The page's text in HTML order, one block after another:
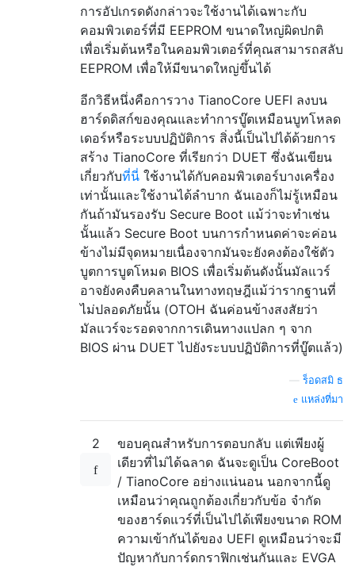
การอัปเกรดดังกล่าวจะใช้งานได้เฉพาะกับ
คอมพิวเตอร์ที่มี EEPROM ขนาดใหญ่ผิดปกติ
เพื่อเริ่มต้นหรือในคอมพิวเตอร์ที่คุณสามารถสลับ
EEPROM เพื่อให้มีขนาดใหญ่ขึ้นได้
อีกวิธีหนึ่งคือการวาง TianoCore UEFI ลงบน
ฮาร์ดดิสก์ของคุณและทำการบู๊ตเหมือนบูทโหลด
เดอร์หรือระบบปฏิบัติการ สิ่งนี้เป็นไปได้ด้วยการ
สร้าง TianoCore ที่เรียกว่า DUET ซึ่งฉันเขียน
เกี่ยวกับที่นี่ ใช้งานได้กับคอมพิวเตอร์บางเครื่อง
เท่านั้นและใช้งานได้ลำบาก ฉันเองก็ไม่รู้เหมือน
กันถ้ามันรองรับ Secure Boot แม้ว่าจะทำเช่น
นั้นแล้ว Secure Boot บนการกำหนดค่าจะค่อน
ข้างไม่มีจุดหมายเนื่องจากมันจะยังคงต้องใช้ตัว
บูตการบูตโหมด BIOS เพื่อเริ่มต้นดังนั้นมัลแวร์
อาจยังคงคืบคลานในทางทฤษฎีแม้ว่ารากฐานที่
ไม่ปลอดภัยนั้น (OTOH ฉันค่อนข้างสงสัยว่า
มัลแวร์จะรอดจากการเดินทางแปลก ๆ จาก
BIOS ผ่าน DUET ไปยังระบบปฏิบัติการที่บู๊ตแล้ว)
ร็อดสมิ ธ
แหล่งที่มา
2
ขอบคุณสำหรับการตอบกลับ แต่เพียงผู้
เดียวที่ไม่ได้ฉลาด ฉันจะดูเป็น CoreBoot
/ TianoCore อย่างแน่นอน นอกจากนี้ดู
เหมือนว่าคุณถูกต้องเกี่ยวกับข้อ จำกัด
ของฮาร์ดแวร์ที่เป็นไปได้เพียงขนาด ROM
ความเข้ากันได้ของ UEFI ดูเหมือนว่าจะมี
ปัญหากับการ์ดกราฟิกเช่นกันและ EVGA